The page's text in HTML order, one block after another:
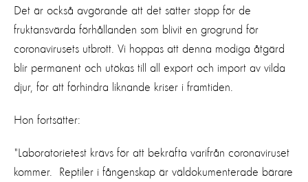
Det är också avgörande att det sätter stopp för de
fruktansvärda förhållanden som blivit en grogrund för
coronavirusets utbrott. Vi hoppas att denna modiga åtgärd
blir permanent och utökas till all export och import av vilda
djur, för att förhindra liknande kriser i framtiden.
Hon fortsätter:
"Laboratorietest krävs för att bekräfta varifrån coronaviruset
kommer. Reptiler i fångenskap är väldokumenterade bärare